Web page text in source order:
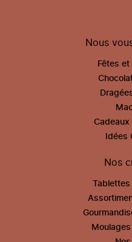
Nous
Fêtes
Cadeaux
Idées
Nos